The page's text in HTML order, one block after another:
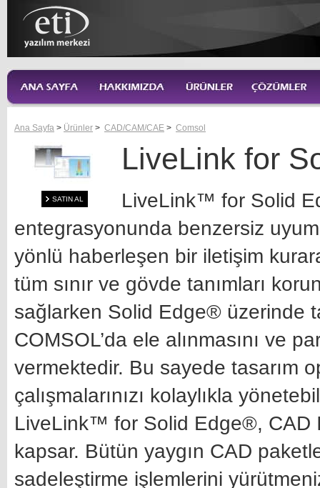
Ana Sayfa > Ürünler > CAD/CAM/CAE > Comsol
SATIN AL
LiveLink for
LiveLink™ for Solid
entegrasyonunda benzersiz
yönlü haberleşen bir iletişim
tüm sınır ve gövde tanımları
sağlarken Solid Edge® üzerinde
COMSOL’da ele alınmasını ve
vermektedir. Bu sayede tasarım
çalışmalarınızı kolaylıkla
LiveLink™ for Solid Edge®, CAD
kapsar. Bütün yaygın CAD
sadeleştirme işlemlerini